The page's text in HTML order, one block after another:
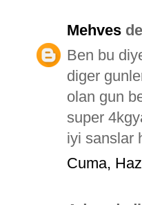
Mehves
Ben bu
diger
olan gun
super
iyi sanslar
Cuma,